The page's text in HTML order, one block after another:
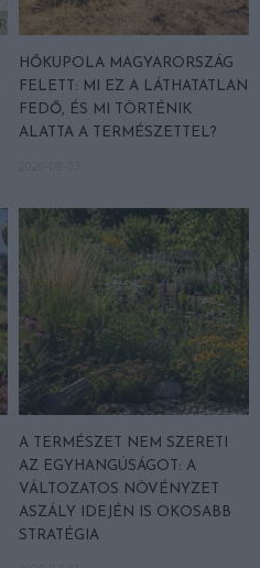
HŐKUPOLA MAGYARORSZÁG
FELETT: MI EZ A LÁTHATATLAN
FEDŐ, ÉS MI TÖRTÉNIK
ALATTA A TERMÉSZETTEL?
A TERMÉSZET NEM SZERETI
AZ EGYHANGÚSÁGOT: A
VÁLTOZATOS NÖVÉNYZET
ASZÁLY IDEJÉN IS OKOSABB
STRATÉGIA